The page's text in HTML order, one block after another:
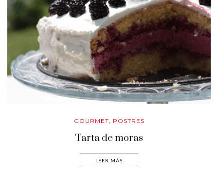
GOURMET, POSTRES
Tarta de moras
LEER MÁS